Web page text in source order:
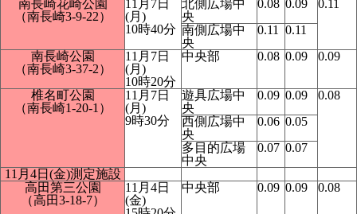
南長崎花崎公園
（南長崎3-9-22）
11月7日
(月)
10時40分
北側広場中
央
0.08 0.09
0.11
南側広場中
央
0.11
0.11
南長崎公園
（南長崎3-37-2）
11月7日
(月)
10時20分
中央部 0.08 0.09 0.09
椎名町公園
（南長崎1-20-1）
11月7日
(月)
9時30分
遊具広場中
央
0.09 0.09
0.08
西側広場中
央
0.06 0.05
多目的広場
中央
0.07 0.07
11月4日(金)測定施設
高田第三公園
（高田3-18-7）
11月4日
(金)
中央部 0.09 0.09 0.08